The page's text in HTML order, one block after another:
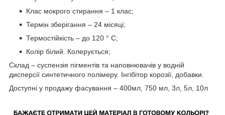
Клас мокрого стирання – 1 клас;
Термін зберігання – 24 місяці;
Термостійкість – до 120 ° С;
Колір білий. Колерується;
Склад – суспензія пігментів та наповнювачів у водній
дисперсії синтетичного полімеру. Інгібітор корозії, добавки.
Доступні у продажу фасування – 400мл, 750 мл, 3л, 5л, 10л